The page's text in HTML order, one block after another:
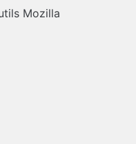
Mozilla